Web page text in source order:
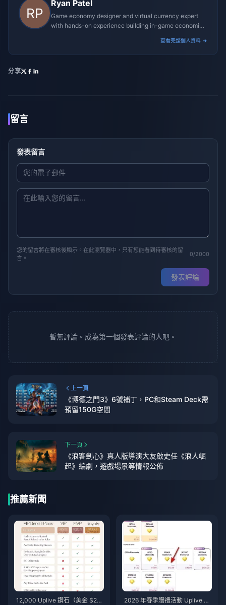
Ryan Patel
Game economy designer and virtual currency expert
with hands-on experience building in-game economies
查看完整個人資料 →
分享
留言
發表留言
您的留言將在審核後顯示。在此瀏覽器中，只有您能看到待審核的留
言。
0/2000
發表評論
暫無評論。成為第一個發表評論的人吧。
上一頁
《博德之門3》6號補丁，PC和Steam Deck需
預留150G空間
下一頁
《浪客劍心》真人版導演大友啟史任《浪人崛
起》編劇，遊戲場景等情報公佈
推薦新聞
12,000 Uplive 鑽石（美金 $20
2026 年春季贈禮活動 Uplive 鑽